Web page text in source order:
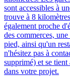
sont accessibles à
trouve à 8
également proche
des commerces,
pied, ainsi qu'un
n'hésitez pas à
supprimé) et se
dans votre projet.